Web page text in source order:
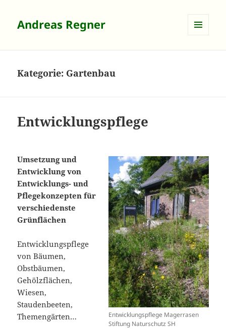
Andreas Regner
Kategorie: Gartenbau
Entwicklungspflege
Entwicklungspflege Magerrasen
Stiftung Naturschutz SH
Umsetzung und
Entwicklung von
Entwicklungs- und
Pflegekonzepten für
verschiedenste
Grünflächen
Entwicklungspflege
von Bäumen,
Obstbäumen,
Gehölzflächen,
Wiesen,
Staudenbeeten,
Themengärten…